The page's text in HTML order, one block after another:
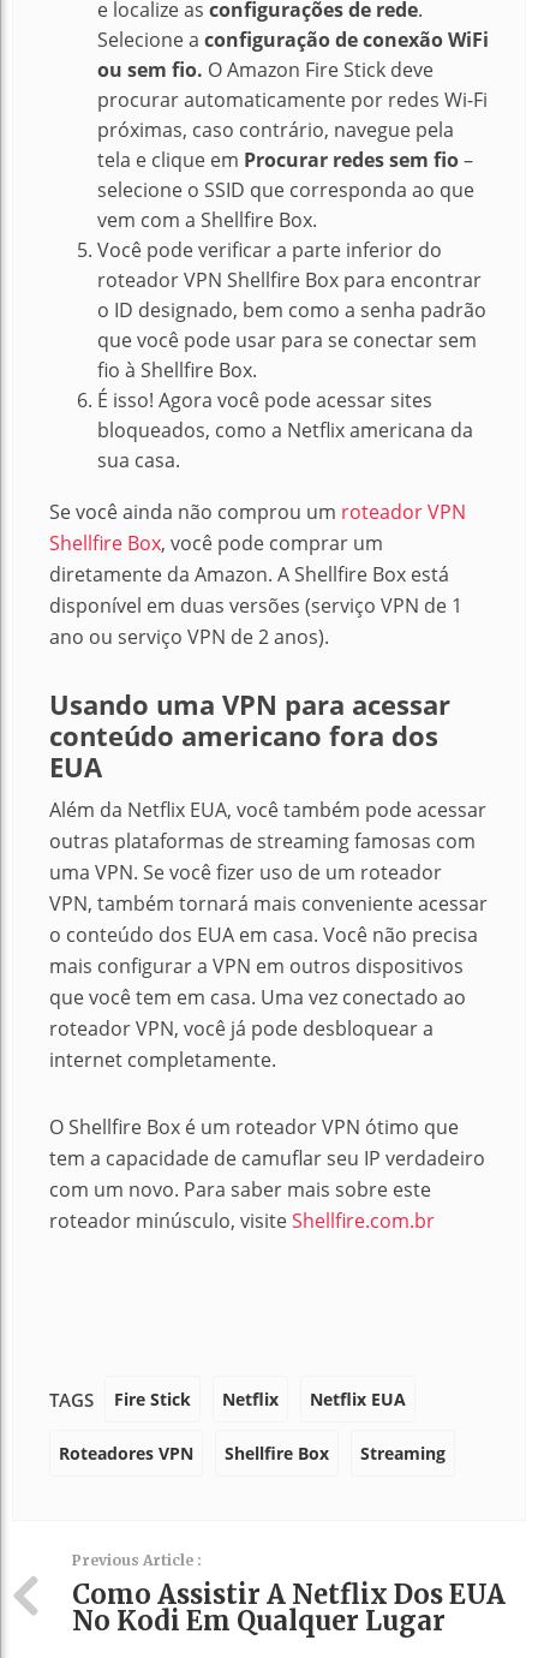
e localize as configurações de rede.
Selecione a configuração de conexão WiFi
ou sem fio. O Amazon Fire Stick deve
procurar automaticamente por redes Wi-Fi
próximas, caso contrário, navegue pela
tela e clique em Procurar redes sem fio–
selecione o SSID que corresponda ao que
vem com a Shellfire Box.
Você pode verificar a parte inferior do
roteador VPN Shellfire Box para encontrar
o ID designado, bem como a senha padrão
que você pode usar para se conectar sem
fio à Shellfire Box.
É isso! Agora você pode acessar sites
bloqueados, como a Netflix americana da
sua casa.
Se você ainda não comprou um roteador VPN
Shellfire Box, você pode comprar um
diretamente da Amazon. A Shellfire Box está
disponível em duas versões (serviço VPN de 1
ano ou serviço VPN de 2 anos).
Usando uma VPN para acessar
conteúdo americano fora dos
EUA
Além da Netflix EUA, você também pode acessar
outras plataformas de streaming famosas com
uma VPN. Se você fizer uso de um roteador
VPN, também tornará mais conveniente acessar
o conteúdo dos EUA em casa. Você não precisa
mais configurar a VPN em outros dispositivos
que você tem em casa. Uma vez conectado ao
roteador VPN, você já pode desbloquear a
internet completamente.
O Shellfire Box é um roteador VPN ótimo que
tem a capacidade de camuflar seu IP verdadeiro
com um novo. Para saber mais sobre este
roteador minúsculo, visiteShellfire.com.br
TAGS Fire Stick Netflix Netflix EUA
Roteadores VPN Shellfire Box Streaming
Previous Article :
Como Assistir A Netflix Dos EUA
No Kodi Em Qualquer Lugar